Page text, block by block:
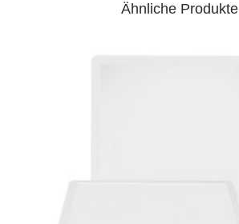
Ähnliche Produkte